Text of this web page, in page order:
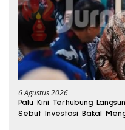
6 Agustus 2026
Palu Kini Terhubung
Sebut Investasi Bakal